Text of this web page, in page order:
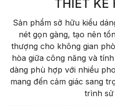
THIẾT KẾ
Sản phẩm sở hữu kiểu
nét gọn gàng, tạo nên
thượng cho không gian
hòa giữa công năng và
dàng phù hợp với nhiều
mang đến cảm giác sang
trình sử